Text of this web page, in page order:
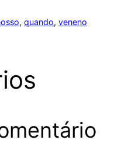
, quando, veneno